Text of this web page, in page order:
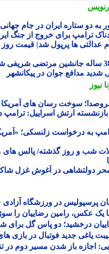
ستاره ایران در جام جهانی 2026
ترامپ برای خروج از جنگ ایران
ها پرپول شد| قیمت روز
مدافع جوان در پیکانشهر
سوخت رسان های آمریکا
ارتش اسراییل: ترامپ در پی
درخواست زلنسکی؛ «آمریکا
شب و روز گذشته/ پالس های
در آغوش غزل
پرسپولیس در ورزشگاه آزادی
عکس، رامین رضاییان را سوژه
درخشید؛ دو پاس گل برای
جدید فوتبال در بازی های
باز شدن مسیر دوم در تنگه